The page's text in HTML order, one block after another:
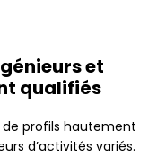
et
qualifiés
profils hautement
d’activités variés.